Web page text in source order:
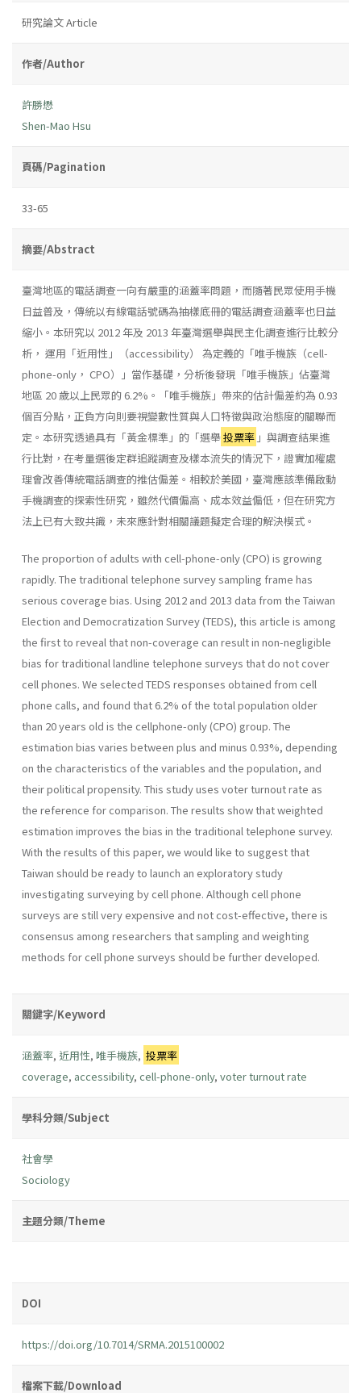
研究論文 Article
作者/Author
許勝懋
Shen-Mao Hsu
頁碼/Pagination
33-65
摘要/Abstract
臺灣地區的電話調查一向有嚴重的涵蓋率問題，而隨著民眾使用手機
日益普及，傳統以有線電話號碼為抽樣底冊的電話調查涵蓋率也日益
縮小。本研究以 2012 年及 2013 年臺灣選舉與民主化調查進行比較分
析， 運用「近用性」（accessibility） 為定義的「唯手機族（cell-
phone-only， CPO）」當作基礎，分析後發現「唯手機族」佔臺灣
地區 20 歲以上民眾的 6.2%。「唯手機族」帶來的估計偏差約為 0.93
個百分點，正負方向則要視變數性質與人口特徵與政治態度的關聯而
定。本研究透過具有「黃金標準」的「選舉投票率 」與調查結果進
行比對，在考量選後定群追蹤調查及樣本流失的情況下，證實加權處
理會改善傳統電話調查的推估偏差。相較於美國，臺灣應該準備啟動
手機調查的探索性研究，雖然代價偏高、成本效益偏低，但在研究方
法上已有大致共識，未來應針對相關議題擬定合理的解決模式。
The proportion of adults with cell-phone-only (CPO) is growing
rapidly. The traditional telephone survey sampling frame has
serious coverage bias. Using 2012 and 2013 data from the Taiwan
Election and Democratization Survey (TEDS), this article is among
the first to reveal that non-coverage can result in non-negligible
bias for traditional landline telephone surveys that do not cover
cell phones. We selected TEDS responses obtained from cell
phone calls, and found that 6.2% of the total population older
than 20 years old is the cellphone-only (CPO) group. The
estimation bias varies between plus and minus 0.93%, depending
on the characteristics of the variables and the population, and
their political propensity. This study uses voter turnout rate as
the reference for comparison. The results show that weighted
estimation improves the bias in the traditional telephone survey.
With the results of this paper, we would like to suggest that
Taiwan should be ready to launch an exploratory study
investigating surveying by cell phone. Although cell phone
surveys are still very expensive and not cost-effective, there is
consensus among researchers that sampling and weighting
methods for cell phone surveys should be further developed.
關鍵字/Keyword
涵蓋率, 近用性, 唯手機族, 投票率
coverage, accessibility, cell-phone-only, voter turnout rate
學科分類/Subject
社會學
Sociology
主題分類/Theme
DOI
https://doi.org/10.7014/SRMA.2015100002
檔案下載/Download